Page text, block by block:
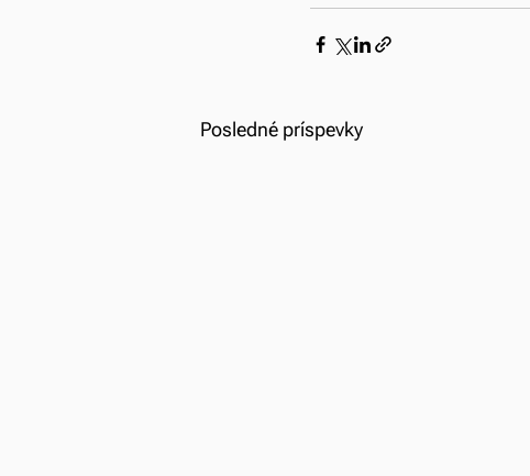
Posledné príspevky